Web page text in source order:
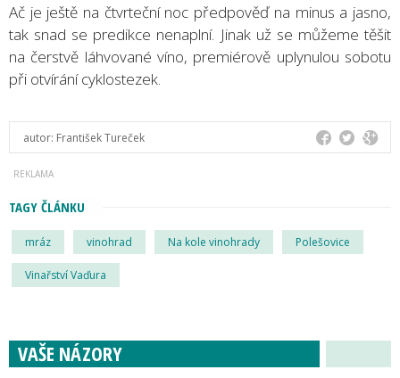
Ač je ještě na čtvrteční noc předpověď na minus a jasno,
tak snad se predikce nenaplní. Jinak už se můžeme těšit
na čerstvě láhvované víno, premiérově uplynulou sobotu
při otvírání cyklostezek.
autor: František Tureček
TAGY ČLÁNKU
mráz vinohrad Na kole vinohrady Polešovice
Vinařství Vaďura
VAŠE NÁZORY